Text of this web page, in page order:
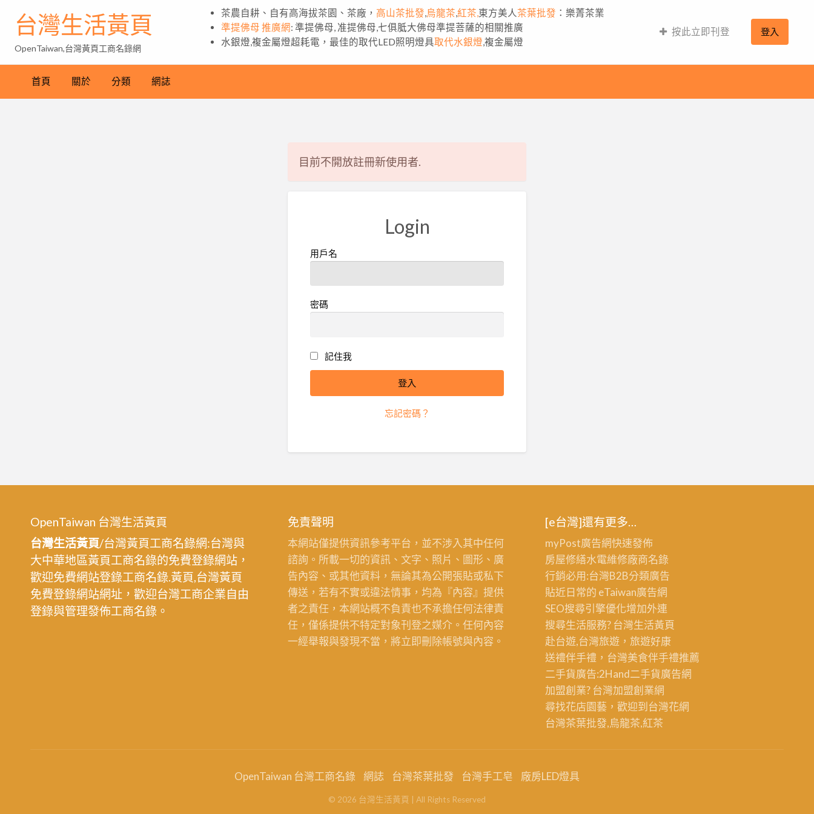
台灣生活黃頁
OpenTaiwan,台灣黃頁工商名錄網
茶農自耕、自有高海拔茶園、茶廠， 高山茶批發 烏龍茶 紅茶, 東方美人 茶葉批發 ：樂菁茶業
準提佛母 推廣網: 準提佛母, 准提佛母,七俱胝大佛母準提菩薩的相關推廣
水銀燈,複金屬燈超耗電，最佳的取代LED照明燈具取代水銀燈 ,複金屬燈
按此立即刊登 登入
首頁 關於 分類 網誌
目前不開放註冊新使用者.
Login
用戶名
密碼
記住我
忘記密碼？
OpenTaiwan 台灣生活黃頁
台灣生活黃頁/台灣黃頁工商名錄網:台灣與
大中華地區黃頁工商名錄的免費登錄網站，
歡迎免費網站登錄工商名錄.黃頁,台灣黃頁
免費登錄網站網址，歡迎台灣工商企業自由
登錄與管理發佈工商名錄。
免責聲明
本網站僅提供資訊參考平台，並不涉入其中任何
諮詢。所載一切的資訊、文字、照片、圖形、廣
告內容、或其他資料，無論其為公開張貼或私下
傳送，若有不實或違法情事，均為『內容』提供
者之責任，本網站概不負責也不承擔任何法律責
任，僅係提供不特定對象刊登之媒介。任何內容
一經舉報與發現不當，將立即刪除帳號與內容。
[e台灣]還有更多…
myPost廣告網快速發佈
房屋修繕水電維修廠商名錄
行銷必用:台灣B2B分類廣告
貼近日常的 eTaiwan廣告網
SEO搜尋引擎優化增加外連
搜尋生活服務? 台灣生活黃頁
赴台遊,台灣旅遊 ，旅遊好康
送禮伴手禮，台灣美食伴手禮推薦
二手貨廣告:2Hand二手貨廣告網
加盟創業? 台灣加盟創業網
尋找花店園藝，歡迎到 台灣花網
台灣茶葉批發,烏龍茶,紅茶
OpenTaiwan 台灣工商名錄 網誌 台灣茶葉批發 台灣手工皂 廠房LED燈具
© 2026 台灣生活黃頁 | All Rights Reserved